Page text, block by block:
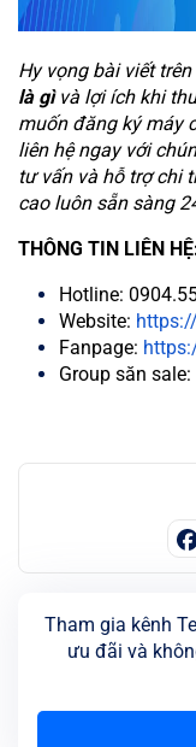
Hy vọng bài viết
là gìvà lợi ích khi
muốn đăng ký máy
liên hệ ngay với
tư vấn và hỗ trợ chi
cao luôn sẵn sàng
THÔNG TIN LIÊN
Hotline:
Website:
Fanpage:
Group săn sale:
Tham gia kênh
ưu đãi và